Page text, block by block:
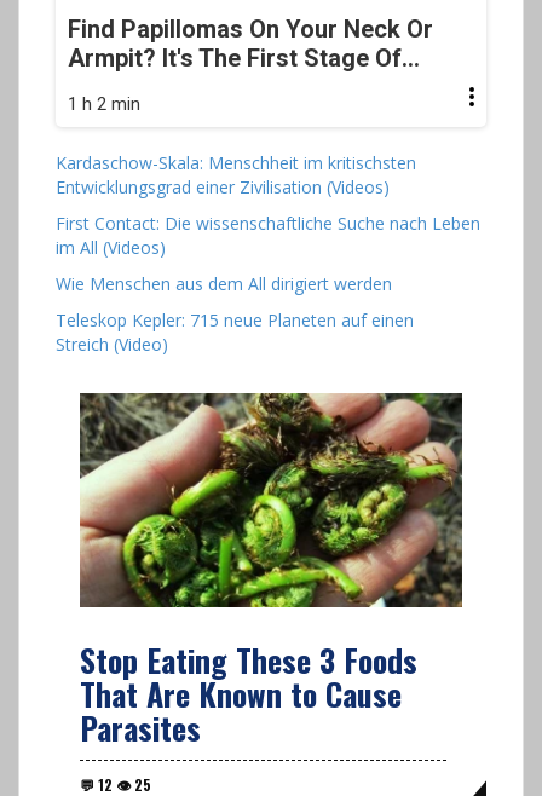
Find Papillomas On Your Neck Or
Armpit? It's The First Stage Of...
1 h 2 min
Kardaschow-Skala: Menschheit im kritischsten
Entwicklungsgrad einer Zivilisation (Videos)
First Contact: Die wissenschaftliche Suche nach Leben
im All (Videos)
Wie Menschen aus dem All dirigiert werden
Teleskop Kepler: 715 neue Planeten auf einen
Streich (Video)
Stop Eating These 3 Foods
That Are Known to Cause
Parasites